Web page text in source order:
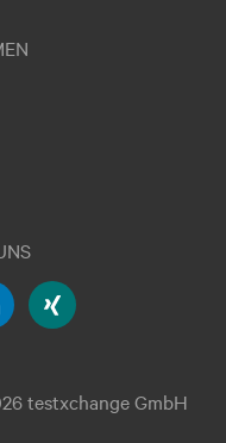
testxchange GmbH